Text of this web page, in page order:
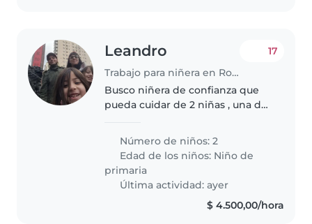
Leandro
Trabajo para niñera en Rosario
17
Busco niñera de confianza que
pueda cuidar de 2 niñas , una de
y con algunas tareas domésticas.
No dudes en ponerte..
Número de niños: 2
Edad de los niños: Niño de
primaria
Última actividad: ayer
$ 4.500,00/hora